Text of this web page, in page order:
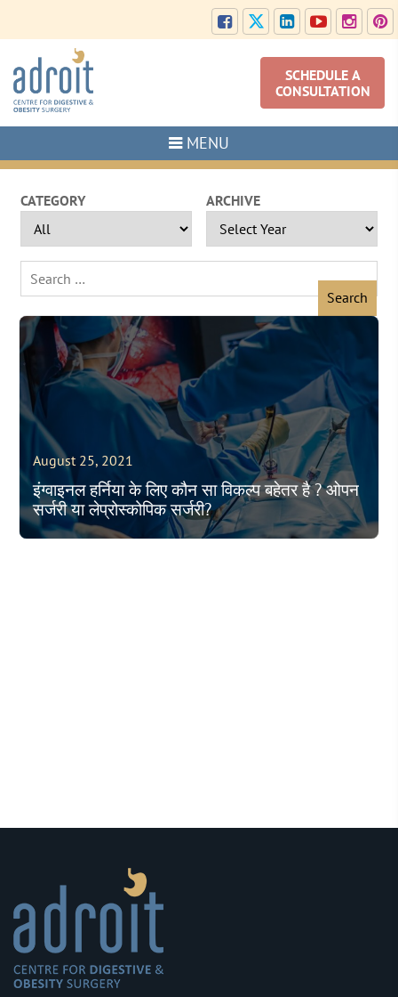
SCHEDULE A
CONSULTATION
MENU
CATEGORY ARCHIVE
for:
August 25, 2021
इंग्वाइनल हर्निया के लिए कौन सा विकल्प बहेतर है ? ओपन
सर्जरी या लेप्रोस्कोपिक सर्जरी?